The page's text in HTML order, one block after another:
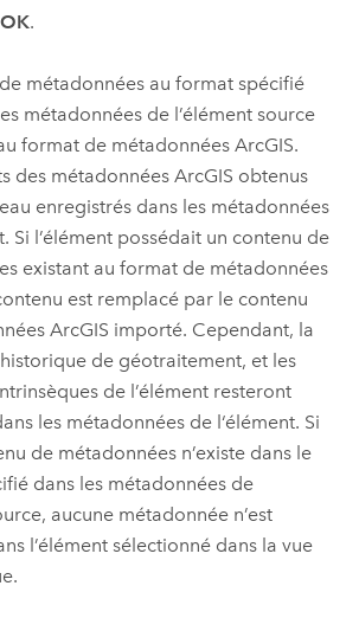
OK.
métadonnées au format spécifié
métadonnées de l’élément source
format de métadonnées ArcGIS.
des métadonnées ArcGIS obtenus
enregistrés dans les métadonnées
Si l’élément possédait un contenu de
existant au format de métadonnées
est remplacé par le contenu
ArcGIS importé. Cependant, la
de géotraitement, et les
de l’élément resteront
les métadonnées de l‘élément. Si
de métadonnées n’existe dans le
dans les métadonnées de
aucune métadonnée n’est
l’élément sélectionné dans la vue